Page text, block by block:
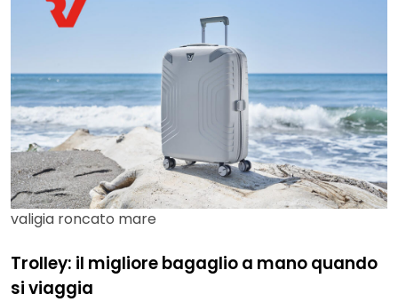
valigia roncato mare
Trolley: il migliore bagaglio a mano quando
si viaggia